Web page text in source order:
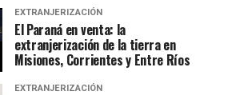
EXTRANJERIZACIÓN
El Paraná en venta: la
extranjerización de la tierra en
Misiones, Corrientes y Entre Ríos
EXTRANJERIZACIÓN